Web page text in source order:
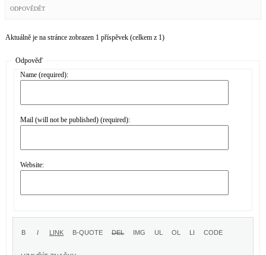
ODPOVĚDĚT
Aktuálně je na stránce zobrazen 1 příspěvek (celkem z 1)
Odpověď
Name (required):
Mail (will not be published) (required):
Website: